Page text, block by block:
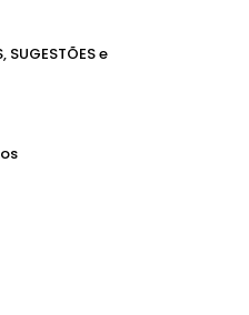
SUGESTÕES e